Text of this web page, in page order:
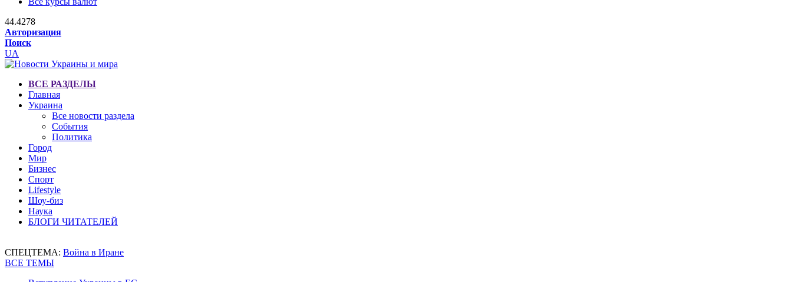
44.4278
Авторизация
Поиск
UA
ВСЕ РАЗДЕЛЫ
Главная
Украина
Все новости раздела
События
Политика
Город
Мир
Бизнес
Спорт
Lifestyle
Шоу-биз
Наука
БЛОГИ ЧИТАТЕЛЕЙ
СПЕЦТЕМА: Война в Иране
ВСЕ ТЕМЫ